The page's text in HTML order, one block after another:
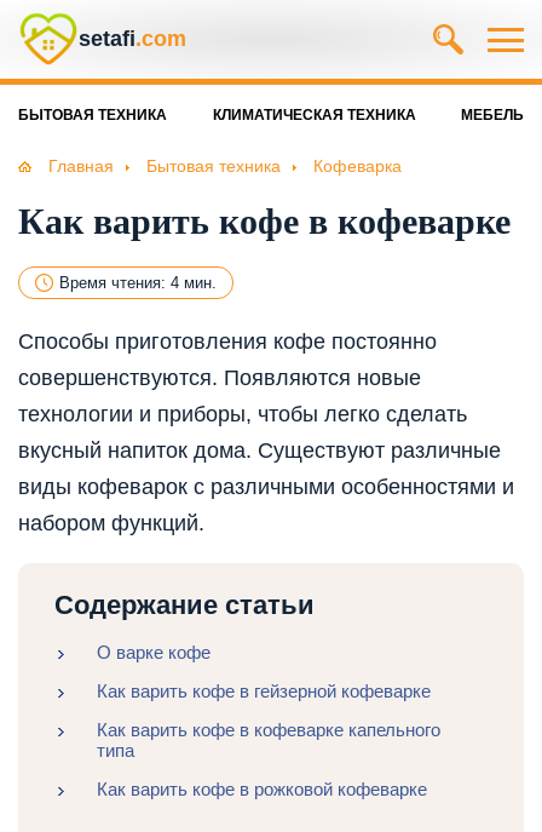
setafi.com
БЫТОВАЯ ТЕХНИКА КЛИМАТИЧЕСКАЯ ТЕХНИКА МЕБЕЛЬ
Главная Бытовая техника Кофеварка
Как варить кофе в кофеварке
Время чтения: 4 мин.
Способы приготовления кофе постоянно
совершенствуются. Появляются новые
технологии и приборы, чтобы легко сделать
вкусный напиток дома. Существуют различные
виды кофеварок с различными особенностями и
набором функций.
Содержание статьи
О варке кофе
Как варить кофе в гейзерной кофеварке
Как варить кофе в кофеварке капельного
типа
Как варить кофе в рожковой кофеварке